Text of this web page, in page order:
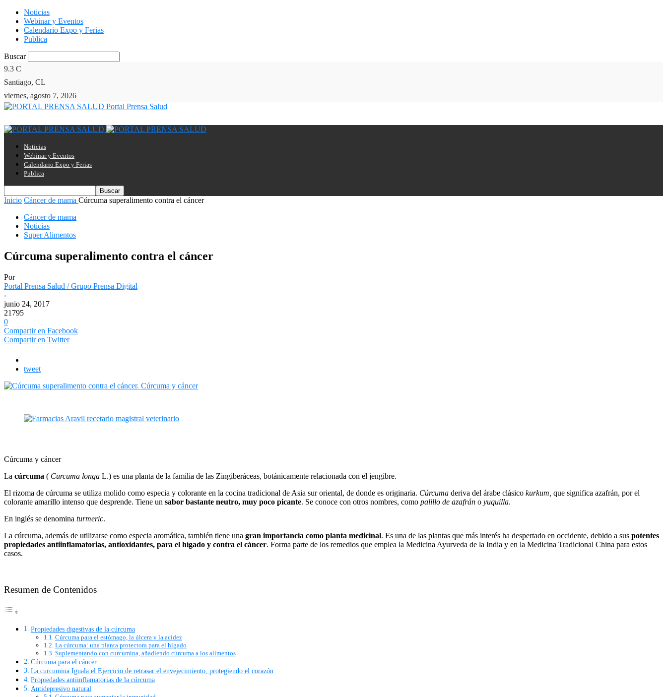
Noticias
Webinar y Eventos
Calendario Expo y Ferias
Publica
Buscar
9.3 C
Santiago, CL
viernes, agosto 7, 2026
Portal Prensa Salud
Noticias
Webinar y Eventos
Calendario Expo y Ferias
Publica
Inicio Cáncer de mama Cúrcuma superalimento contra el cáncer
Cáncer de mama
Noticias
Super Alimentos
Cúrcuma superalimento contra el cáncer
Por
Portal Prensa Salud / Grupo Prensa Digital
-
junio 24, 2017
21795
0
Compartir en Facebook
Compartir en Twitter
tweet
Cúrcuma y cáncer
La cúrcuma ( Curcuma longa L.) es una planta de la familia de las Zingiberáceas, botánicamente relacionada con el jengibre.
El rizoma de cúrcuma se utiliza molido como especia y colorante en la cocina tradicional de Asia sur oriental, de donde es originaria. Cúrcuma deriva del árabe clásico kurkum, que significa azafrán, por el
colorante amarillo intenso que desprende. Tiene un sabor bastante neutro, muy poco picante. Se conoce con otros nombres, como palillo de azafrán o yuquilla.
En inglés se denomina turmeric.
La cúrcuma, además de utilizarse como especia aromática, también tiene una gran importancia como planta medicinal. Es una de las plantas que más interés ha despertado en occidente, debido a sus potentes
propiedades antiinflamatorias, antioxidantes, para el hígado y contra el cáncer. Forma parte de los remedios que emplea la Medicina Ayurveda de la India y en la Medicina Tradicional China para estos
casos.
Resumen de Contenidos
Propiedades digestivas de la cúrcuma
Cúrcuma para el estómago, la úlcera y la acidez
La cúrcuma: una planta protectora para el hígado
Suplementando con curcumina, añadiendo cúrcuma a los alimentos
Cúrcuma para el cáncer
La curcumina Iguala el Ejercicio de retrasar el envejecimiento, protegiendo el corazón
Propiedades antiinflamatorias de la cúrcuma
Antidepresivo natural